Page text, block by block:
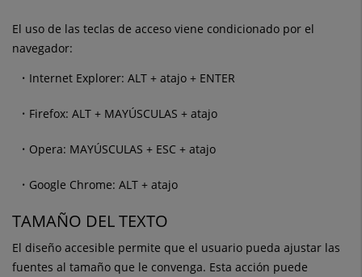
El uso de las teclas de acceso viene condicionado por el
navegador:
Internet Explorer: ALT + atajo + ENTER
Firefox: ALT + MAYÚSCULAS + atajo
Opera: MAYÚSCULAS + ESC + atajo
Google Chrome: ALT + atajo
TAMAÑO DEL TEXTO
El diseño accesible permite que el usuario pueda ajustar las
fuentes al tamaño que le convenga. Esta acción puede